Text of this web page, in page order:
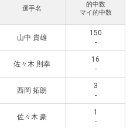
選手名
的中数
マイ的中数
山中 貴雄
150
-
佐々木 則幸
16
-
西岡 拓朗
3
-
佐々木 豪
1
-